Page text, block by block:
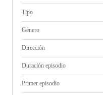
Tipo
Género
Dirección
Duración episodio
Primer episodio